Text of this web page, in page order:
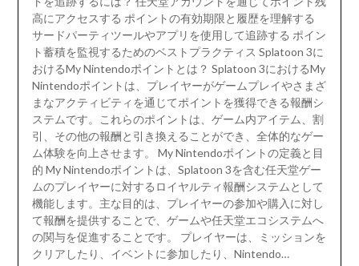
高にアクセスする ポイントの有効期限と履歴を理解する
サードパーティツールやアプリを使用して追跡する ポイン
ト蓄積を監視するためのベストプラクティス Splatoon 3に
おけるMy Nintendoポイントとは？ Splatoon 3におけるMy
Nintendoポイントは、プレイヤーがゲームプレイやさまざ
まなアクティビティを通じてポイントを獲得できる報酬シ
ステムです。これらのポイントは、ゲーム内アイテム、割
引、その他の報酬と引き換えることができ、全体的なゲー
ム体験を向上させます。 My Nintendoポイントの定義と目
的 My Nintendoポイントは、Splatoon 3を含む任天堂ゲー
ムのプレイヤーに対するロイヤルティ報酬システムとして
機能します。主な目的は、プレイヤーの参加や購入に対し
て報酬を提供することで、ゲームや任天堂エコシステムへ
の関与を促進することです。 プレイヤーは、ミッションを
クリアしたり、イベントに参加したり、Nintendo…